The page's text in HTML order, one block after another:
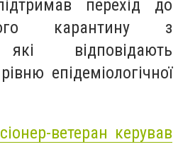
перехід до
карантину з
відповідають
епідеміологічної
ветеран керував